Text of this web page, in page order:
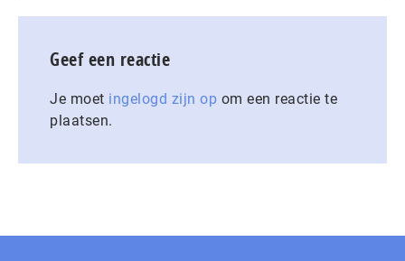
Geef een reactie
Je moet ingelogd zijn op om een reactie te
plaatsen.